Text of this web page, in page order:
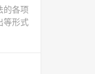
的各项
等形式